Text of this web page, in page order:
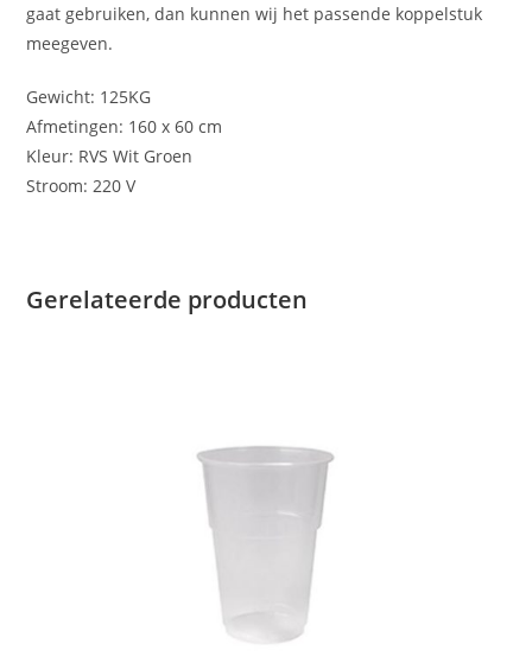
gaat gebruiken, dan kunnen wij het passende koppelstuk
meegeven.
Gewicht: 125KG
Afmetingen: 160 x 60 cm
Kleur: RVS Wit Groen
Stroom: 220 V
Gerelateerde producten